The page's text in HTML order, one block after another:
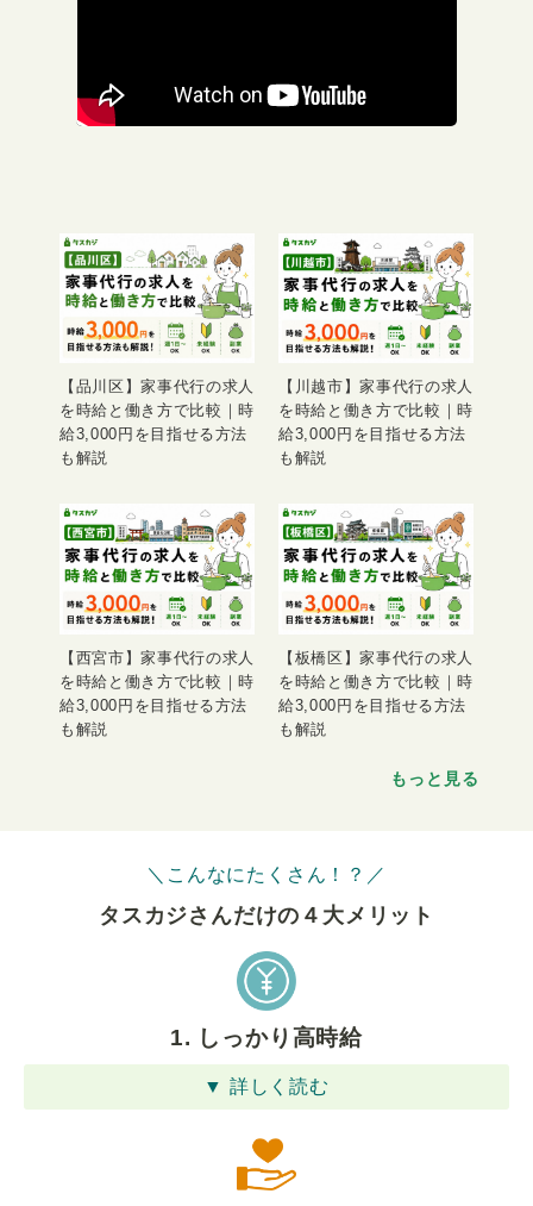
【品川区】家事代行の求人
を時給と働き方で比較｜時
給3,000円を目指せる方法
も解説
【川越市】家事代行の求人
を時給と働き方で比較｜時
給3,000円を目指せる方法
も解説
【西宮市】家事代行の求人
を時給と働き方で比較｜時
給3,000円を目指せる方法
も解説
【板橋区】家事代行の求人
を時給と働き方で比較｜時
給3,000円を目指せる方法
も解説
もっと見る
＼こんなにたくさん！？／
タスカジさんだけの４⼤メリット
1. しっかり高時給
▼ 詳しく読む